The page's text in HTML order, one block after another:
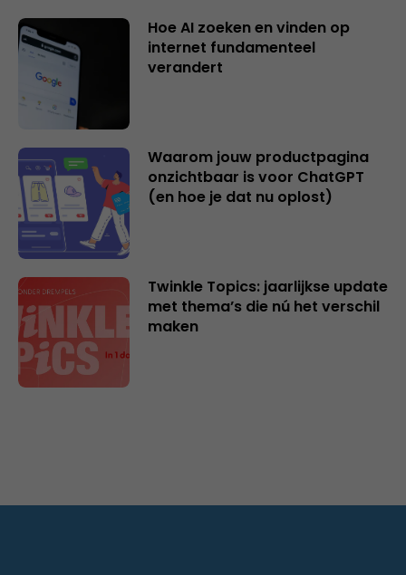
Hoe AI zoeken en vinden op
internet fundamenteel
verandert
Waarom jouw productpagina
onzichtbaar is voor ChatGPT
(en hoe je dat nu oplost)
Twinkle Topics: jaarlijkse update
met thema’s die nú het verschil
maken